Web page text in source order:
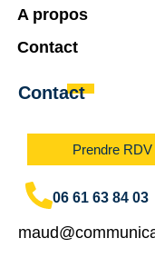
Contact
Prendre RDV
06 61 63 84 03
A propos
Contact